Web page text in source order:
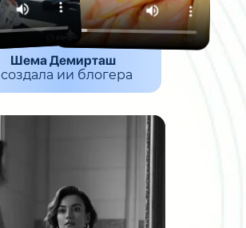
создала ии блогера
Шема Демирташ